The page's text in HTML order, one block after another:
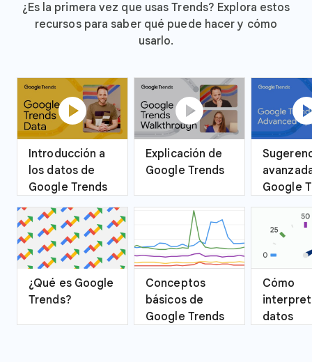
¿Es la primera vez que usas Trends? Explora estos
recursos para saber qué puede hacer y cómo
usarlo.
play_circle
Introducción a
los datos de
Google Trends
play_circle
Explicación de
Google Trends
Google
¿Qué es Google
Trends?
Conceptos
básicos de
Google Trends
Cómo
datos